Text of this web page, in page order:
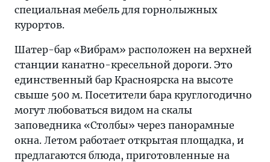
специальная мебель для горнолыжных
курортов.
Шатер-бар «Вибрам» расположен на верхней
станции канатно-кресельной дороги. Это
единственный бар Красноярска на высоте
свыше 500 м. Посетители бара круглогодично
могут любоваться видом на скалы
заповедника «Столбы» через панорамные
окна. Летом работает открытая площадка, и
предлагаются блюда, приготовленные на